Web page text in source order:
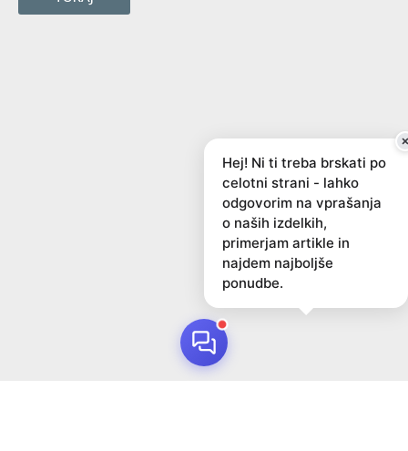
Hej! Ni ti treba brskati po
celotni strani - lahko
odgovorim na vprašanja
o naših izdelkih,
primerjam artikle in
najdem najboljše
ponudbe.